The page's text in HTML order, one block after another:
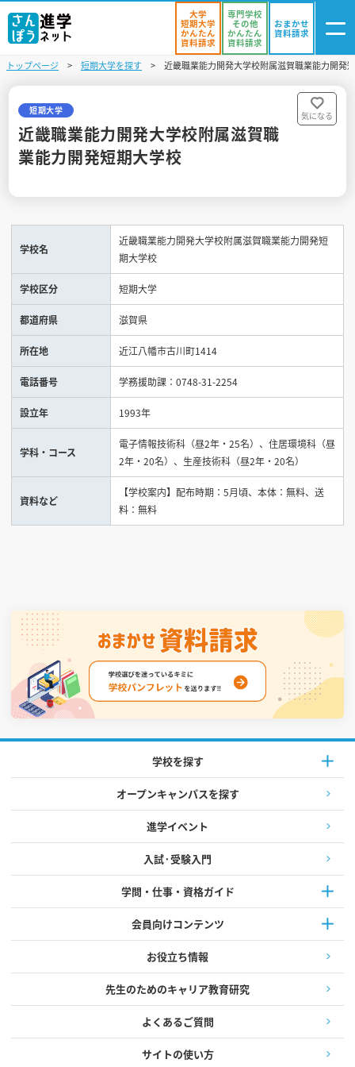
資料リスト
学校を探す
進学イベント
入試・受験入門
お役立ち情報
見学会WEB手引書
校内オンラインガイダンス
アンケートフォーム（学校用）
大学
短期大学
かんたん
資料請求
専門学校
その他
かんたん
資料請求
おまかせ
資料請求
トップページ 短期大学を探す 近畿職業能力開発大学校附属滋賀職業能力開発
短期大学
近畿職業能力開発大学校附属滋賀職
業能力開発短期大学校
気になる
学校名
近畿職業能力開発大学校附属滋賀職業能力開発短
期大学校
学校区分 短期大学
都道府県 滋賀県
所在地 近江八幡市古川町1414
電話番号 学務援助課：0748-31-2254
設立年 1993年
学科・コース
電子情報技術科（昼2年・25名）、住居環境科（昼
2年・20名）、生産技術科（昼2年・20名）
資料など
【学校案内】配布時期：5月頃、本体：無料、送
料：無料
学校を探す
オープンキャンパスを探す
進学イベント
入試·受験入門
学問・仕事・資格ガイド
会員向けコンテンツ
お役立ち情報
先生のためのキャリア教育研究
よくあるご質問
サイトの使い方